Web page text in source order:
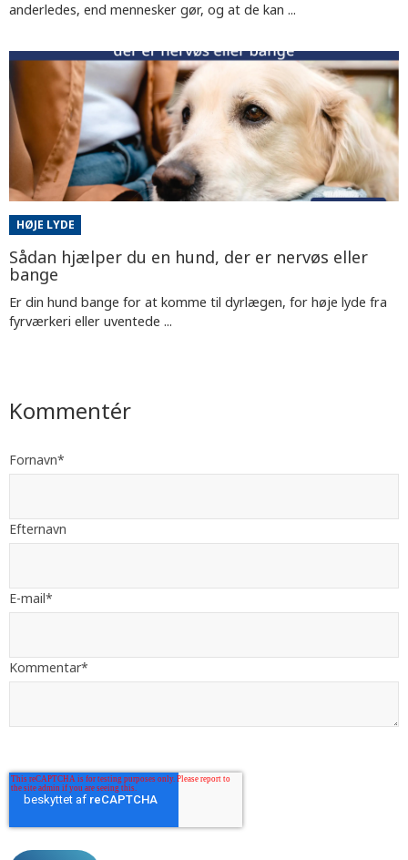
anderledes, end mennesker gør, og at de kan ...
HØJE LYDE
Sådan hjælper du en hund, der er nervøs eller
bange
Er din hund bange for at komme til dyrlægen, for høje lyde fra
fyrværkeri eller uventede ...
Kommentér
Fornavn*
Efternavn
E-mail*
Kommentar*